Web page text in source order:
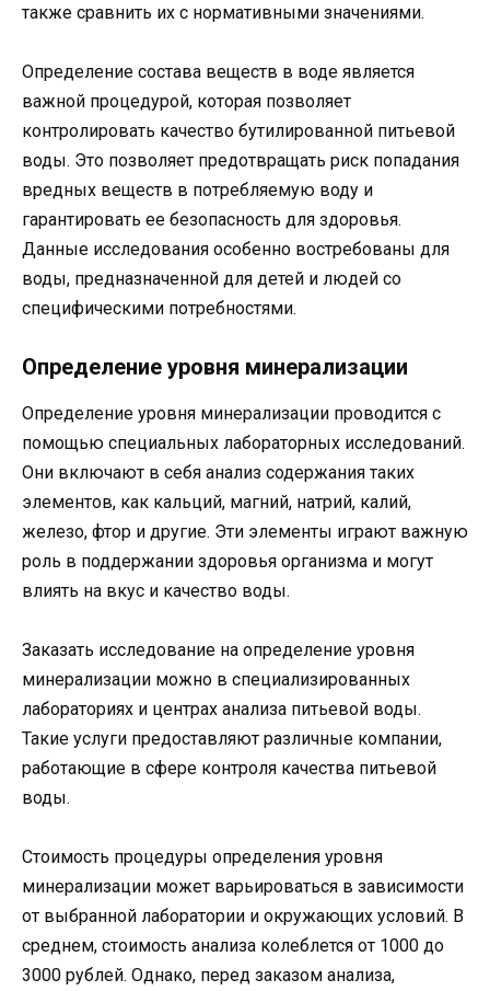
также сравнить их с нормативными значениями.
Определение состава веществ в воде является
важной процедурой, которая позволяет
контролировать качество бутилированной питьевой
воды. Это позволяет предотвращать риск попадания
вредных веществ в потребляемую воду и
гарантировать ее безопасность для здоровья.
Данные исследования особенно востребованы для
воды, предназначенной для детей и людей со
специфическими потребностями.
Определение уровня минерализации
Определение уровня минерализации проводится с
помощью специальных лабораторных исследований.
Они включают в себя анализ содержания таких
элементов, как кальций, магний, натрий, калий,
железо, фтор и другие. Эти элементы играют важную
роль в поддержании здоровья организма и могут
влиять на вкус и качество воды.
Заказать исследование на определение уровня
минерализации можно в специализированных
лабораториях и центрах анализа питьевой воды.
Такие услуги предоставляют различные компании,
работающие в сфере контроля качества питьевой
воды.
Стоимость процедуры определения уровня
минерализации может варьироваться в зависимости
от выбранной лаборатории и окружающих условий. В
среднем, стоимость анализа колеблется от 1000 до
3000 рублей. Однако, перед заказом анализа,